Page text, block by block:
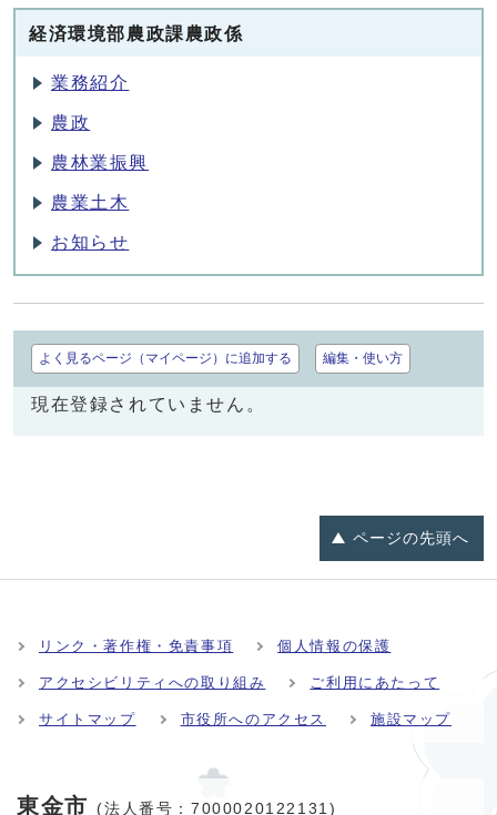
経済環境部農政課農政係
業務紹介
農政
農林業振興
農業土木
お知らせ
よく見るページ（マイページ）に追加する 編集・使い方
現在登録されていません。
ページの先頭へ
リンク・著作権・免責事項 個人情報の保護
アクセシビリティへの取り組み ご利用にあたって
サイトマップ 市役所へのアクセス 施設マップ
東金市 (法人番号：7000020122131)